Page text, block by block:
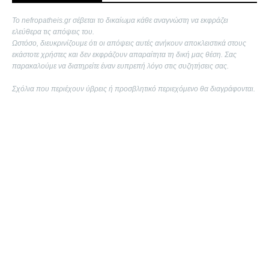
Το nefropatheis.gr σέβεται το δικαίωμα κάθε αναγνώστη να εκφράζει
ελεύθερα τις απόψεις του.
Ωστόσο, διευκρινίζουμε ότι οι απόψεις αυτές ανήκουν αποκλειστικά στους
εκάστοτε χρήστες και δεν εκφράζουν απαραίτητα τη δική μας θέση. Σας
παρακαλούμε να διατηρείτε έναν ευπρεπή λόγο στις συζητήσεις σας.
Σχόλια που περιέχουν ύβρεις ή προσβλητικό περιεχόμενο θα διαγράφονται.